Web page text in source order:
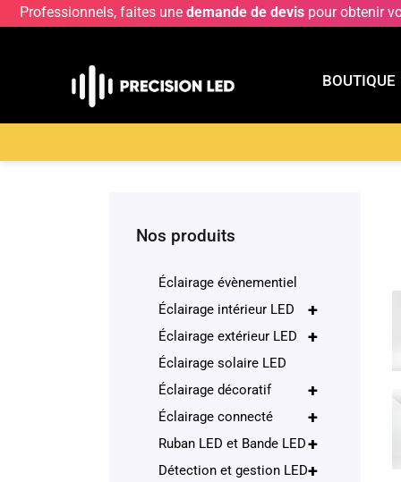
Professionnels, faites une demande de devis pour obtenir
BOUTIQUE
Nos produits
Éclairage évènementiel
+
Éclairage intérieur LED
+
Éclairage extérieur LED
Éclairage solaire LED
+
Éclairage décoratif
+
Éclairage connecté
+
Ruban LED et Bande LED
+
Détection et gestion LED